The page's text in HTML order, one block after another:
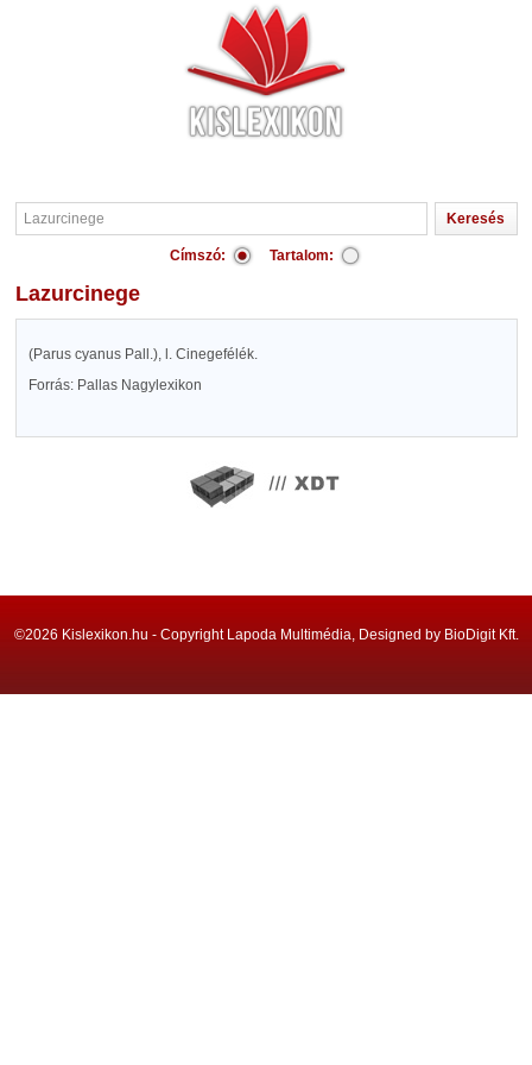
Címszó: Tartalom:
Lazurcinege
(Parus cyanus Pall.), l. Cinegefélék.
Forrás: Pallas Nagylexikon
©2026 Kislexikon.hu - Copyright Lapoda Multimédia, Designed by BioDigit Kft.